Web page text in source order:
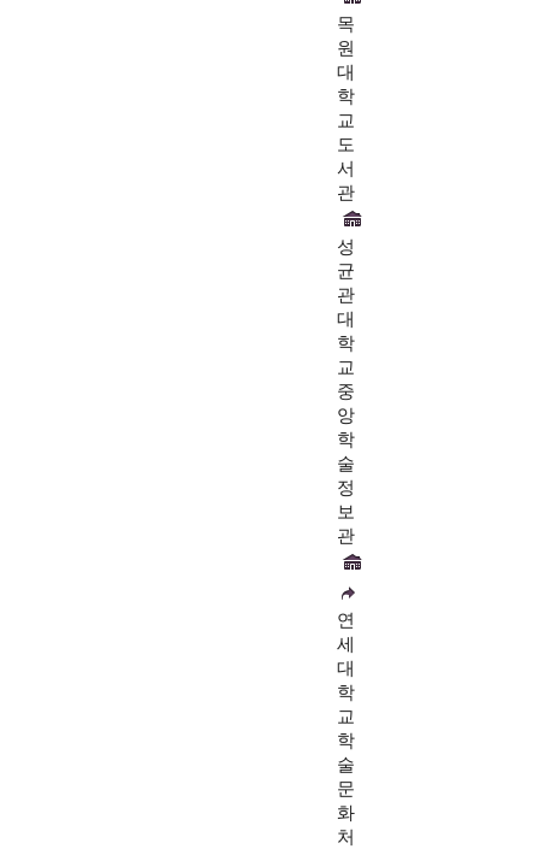
목
원
대
학
교
도
서
관
성
균
관
대
학
교
중
앙
학
술
정
보
관
연
세
대
학
교
학
술
문
화
처